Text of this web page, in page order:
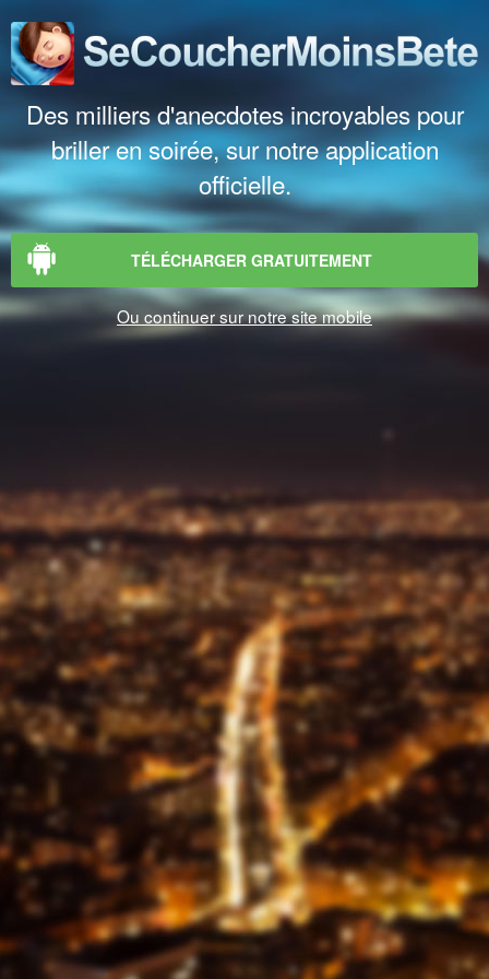
Des milliers d'anecdotes incroyables pour
briller en soirée, sur notre application
officielle.
TÉLÉCHARGER GRATUITEMENT
Ou continuer sur notre site mobile